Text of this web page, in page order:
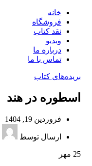
خانه
فروشگاه
نقد کتاب
ویدیو
درباره‌ ما
تماس با ما
بریده‌های کتاب
اسطوره در هند
فروردین 19, 1404
ارسال توسط
25 مهر